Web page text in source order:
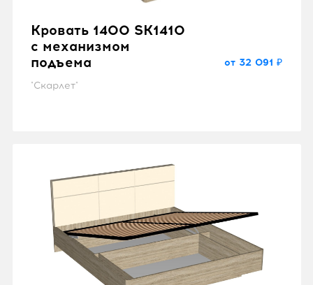
Кровать 1400 SK1410
с механизмом
подъема
"Скарлет"
от 32 091 ₽